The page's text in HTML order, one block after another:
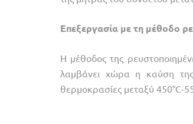
Επεξεργασία μετη μέθοδο
Η μέθοδος της
λαμβάνει χώρα η καύση
θερμοκρασίες μεταξύ 450°C-